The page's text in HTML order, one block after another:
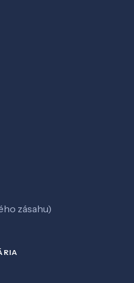
zásahu)